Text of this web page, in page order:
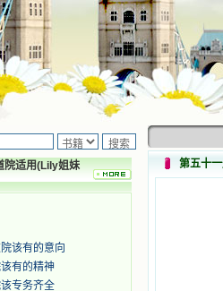
院适用(Lily姐妹
该有的意向
有的精神
专务齐全
第五十